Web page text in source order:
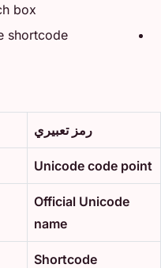
box.
shortcode
رمز تعبيري
Unicode code point
Official Unicode
name
Shortcode